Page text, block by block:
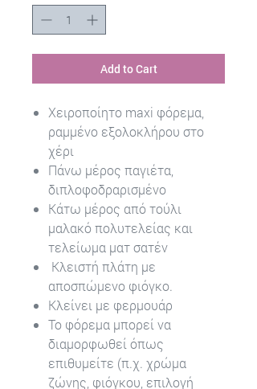
Add to Cart
Χειροποίητο maxi φόρεμα,
ραμμένο εξολοκλήρου στο
χέρι
Πάνω μέρος παγιέτα,
διπλοφοδραρισμένο
Κάτω μέρος από τούλι
μαλακό πολυτελείας και
τελείωμα ματ σατέν
Κλειστή πλάτη με
αποσπώμενο φιόγκο.
Κλείνει με φερμουάρ
Το φόρεμα μπορεί να
διαμορφωθεί όπως
επιθυμείτε (π.χ. χρώμα
ζώνης, φιόγκου, επιλογή